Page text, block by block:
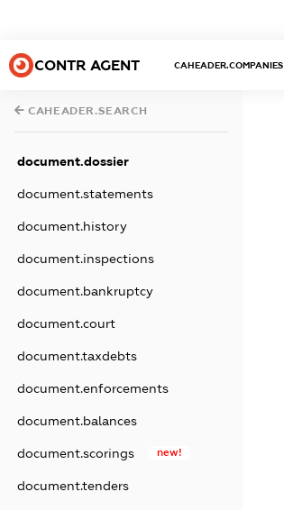
CONTR AGENT CAHEADER.COMPANIES
CAHEADER.SEARCH
document.dossier
document.statements
document.history
document.inspections
document.bankruptcy
document.court
document.taxdebts
document.enforcements
document.balances
document.scorings new!
document.tenders